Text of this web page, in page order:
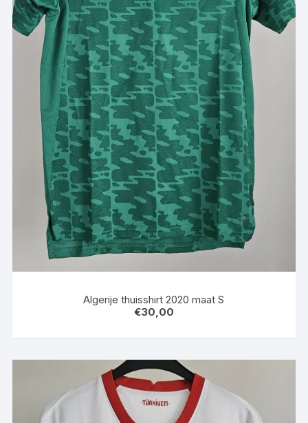
Algerije thuisshirt 2020 maat S
€30,00